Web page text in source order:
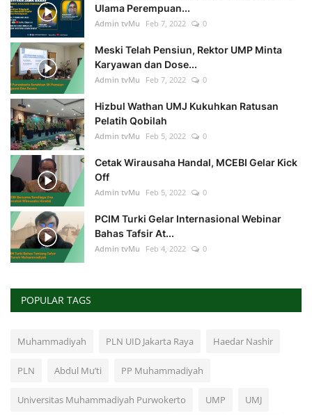
Ulama Perempuan...
Admin tvMu Feb 7, 2022 0
Meski Telah Pensiun, Rektor UMP Minta
Karyawan dan Dose...
Admin tvMu Feb 7, 2022 0
Hizbul Wathan UMJ Kukuhkan Ratusan
Pelatih Qobilah
Admin tvMu Feb 5, 2022 0
Cetak Wirausaha Handal, MCEBI Gelar Kick
Off
Admin tvMu Feb 5, 2022 0
PCIM Turki Gelar Internasional Webinar
Bahas Tafsir At...
Admin tvMu Feb 4, 2022 0
POPULAR TAGS
Muhammadiyah PLN UID Jakarta Raya Haedar Nashir
PLN Abdul Mu’ti PP Muhammadiyah
Universitas Muhammadiyah Purwokerto UMP UMJ